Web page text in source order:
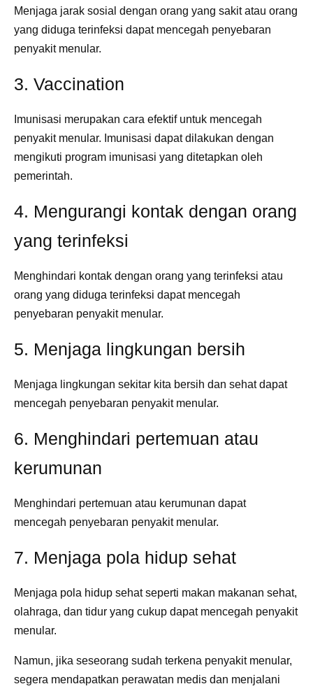
Menjaga jarak sosial dengan orang yang sakit atau orang
yang diduga terinfeksi dapat mencegah penyebaran
penyakit menular.
3. Vaccination
Imunisasi merupakan cara efektif untuk mencegah
penyakit menular. Imunisasi dapat dilakukan dengan
mengikuti program imunisasi yang ditetapkan oleh
pemerintah.
4. Mengurangi kontak dengan orang
yang terinfeksi
Menghindari kontak dengan orang yang terinfeksi atau
orang yang diduga terinfeksi dapat mencegah
penyebaran penyakit menular.
5. Menjaga lingkungan bersih
Menjaga lingkungan sekitar kita bersih dan sehat dapat
mencegah penyebaran penyakit menular.
6. Menghindari pertemuan atau
kerumunan
Menghindari pertemuan atau kerumunan dapat
mencegah penyebaran penyakit menular.
7. Menjaga pola hidup sehat
Menjaga pola hidup sehat seperti makan makanan sehat,
olahraga, dan tidur yang cukup dapat mencegah penyakit
menular.
Namun, jika seseorang sudah terkena penyakit menular,
segera mendapatkan perawatan medis dan menjalani